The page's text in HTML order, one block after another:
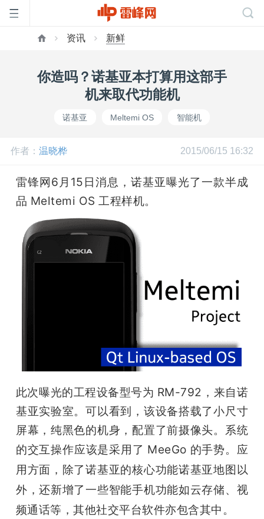
网
公
开
动
中
心
GAIR
专
资讯 新鲜
你造吗？诺基亚本打算用这部手
机来取代功能机
诺基亚 Meltemi OS 智能机
作者： 温晓桦 2015/06/15 16:32
雷锋网6月15日消息，诺基亚曝光了一款半成
品 Meltemi OS 工程样机。
此次曝光的工程设备型号为 RM-792，来自诺
基亚实验室。可以看到，该设备搭载了小尺寸
屏幕，纯黑色的机身，配置了前摄像头。系统
的交互操作应该是采用了 MeeGo 的手势。 应
用方面，除了诺基亚的核心功能诺基亚地图以
外，还新增了一些智能手机功能如云存储、视
频通话等，其他社交平台软件亦包含其中。